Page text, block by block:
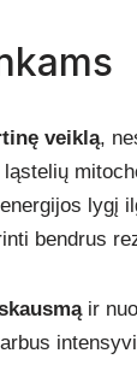
veiklą,
lygį
bendrus
ir